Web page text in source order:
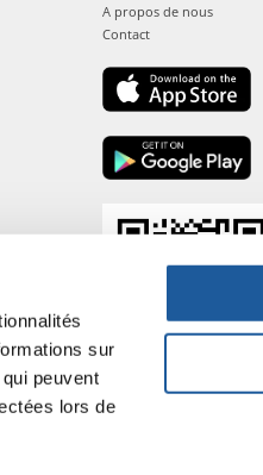
sur
peuvent
lors de
A propos de nous
Contact
DE317667035